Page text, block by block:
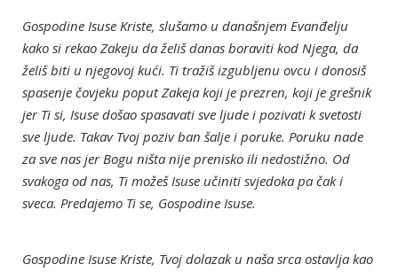
Gospodine Isuse Kriste, slušamo u današnjem Evanđelju
kako si rekao Zakeju da želiš danas boraviti kod Njega, da
želiš biti u njegovoj kući. Ti tražiš izgubljenu ovcu i donosiš
spasenje čovjeku poput Zakeja koji je prezren, koji je grešnik
jer Ti si, Isuse došao spasavati sve ljude i pozivati k svetosti
sve ljude. Takav Tvoj poziv ban šalje i poruke. Poruku nade
za sve nas jer Bogu ništa nije prenisko ili nedostižno. Od
svakoga od nas, Ti možeš Isuse učiniti svjedoka pa čak i
sveca. Predajemo Ti se, Gospodine Isuse.
Gospodine Isuse Kriste, Tvoj dolazak u naša srca ostavlja kao